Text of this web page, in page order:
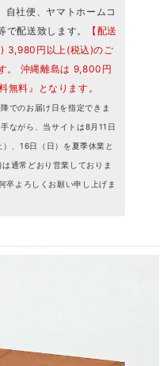
自社便、ヤマトホームコ
配送致します。
【配送
3,980円以上(税込)のご
。 沖縄離島は 9,800円
無料』となります。
でのお届け日を指定できま
ながら、当サイトは8月11日
、16日（日）を夏季休業と
通常どおり営業しておりま
卒よろしくお願い申し上げま